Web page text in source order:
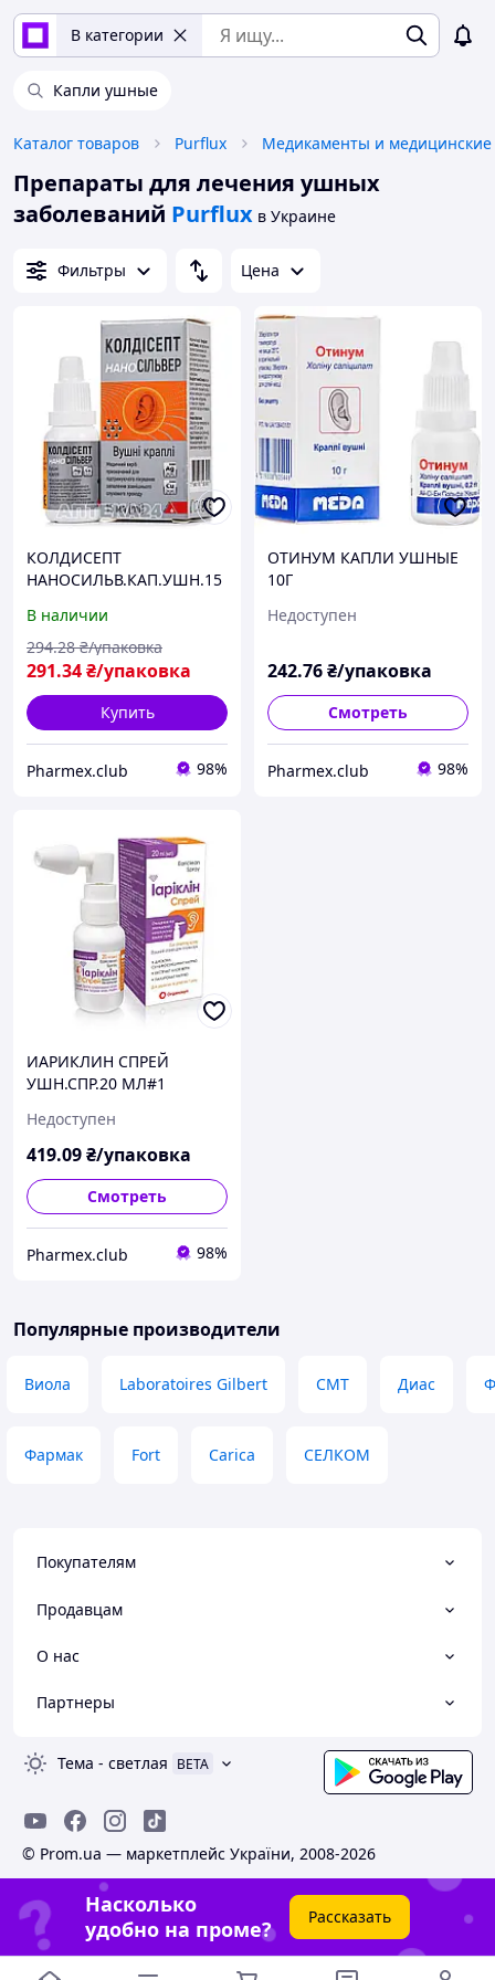
В категории
Капли ушные
Каталог товаров Purflux
Препараты для лечения ушных
заболеваний Purflux в Украине
Фильтры Цена
КОЛДИСЕПТ
НАНОСИЛЬВ.КАП.УШН.15
В наличии
291.34₴/упаковка
294.28 ₴/упаковка
Купить
Pharmex.club 98%
ОТИНУМ КАПЛИ УШНЫЕ
10Г
Недоступен
242.76₴/упаковка
Смотреть
Pharmex.club 98%
ИАРИКЛИН СПРЕЙ
УШН.СПР.20 МЛ#1
Недоступен
419.09₴/упаковка
Смотреть
Pharmex.club 98%
Популярные производители
Виола Laboratoires Gilbert СМТ Диас
Фармак Fort Carica СЕЛКОМ
Покупателям
Продавцам
О нас
Партнеры
Тема - светлая BETA
© Prom.ua — маркетплейс України, 2008-2026
Насколько
удобно на проме?
Рассказать